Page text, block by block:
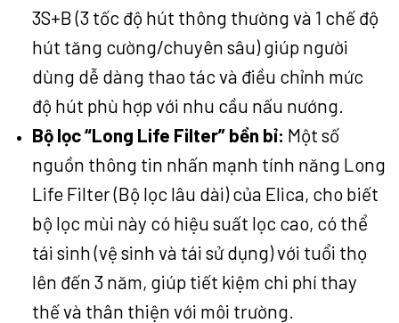
3S+B (3 tốc độ hút thông thường và 1 chế độ
hút tăng cường/chuyên sâu) giúp người
dùng dễ dàng thao tác và điều chỉnh mức
độ hút phù hợp với nhu cầu nấu nướng.
Bộ lọc “Long Life Filter” bền bỉ: Một số
nguồn thông tin nhấn mạnh tính năng Long
Life Filter (Bộ lọc lâu dài) của Elica, cho biết
bộ lọc mùi này có hiệu suất lọc cao, có thể
tái sinh (vệ sinh và tái sử dụng) với tuổi thọ
lên đến 3 năm, giúp tiết kiệm chi phí thay
thế và thân thiện với môi trường.